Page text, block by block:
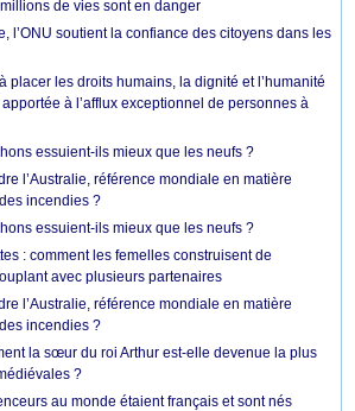
de vies sont en danger
l’ONU soutient la confiance des citoyens dans les
placer les droits humains, la dignité et l’humanité
à l’afflux exceptionnel de personnes à
essuient-ils mieux que les neufs ?
l’Australie, référence mondiale en matière
incendies ?
essuient-ils mieux que les neufs ?
: comment les femelles construisent de
avec plusieurs partenaires
l’Australie, référence mondiale en matière
incendies ?
la sœur du roi Arthur est-elle devenue la plus
?
au monde étaient français et sont nés